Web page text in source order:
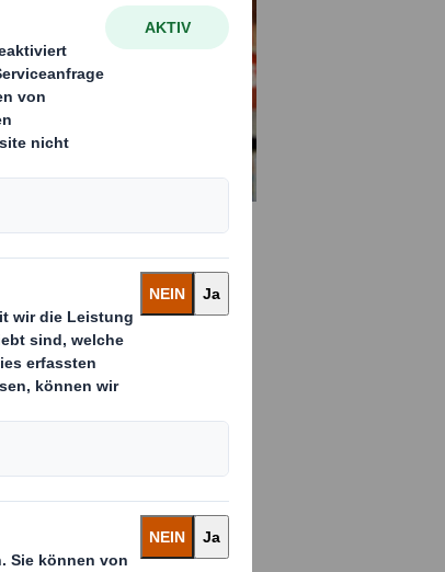
von
werden
wie
ersetzen
1,5 Millionen